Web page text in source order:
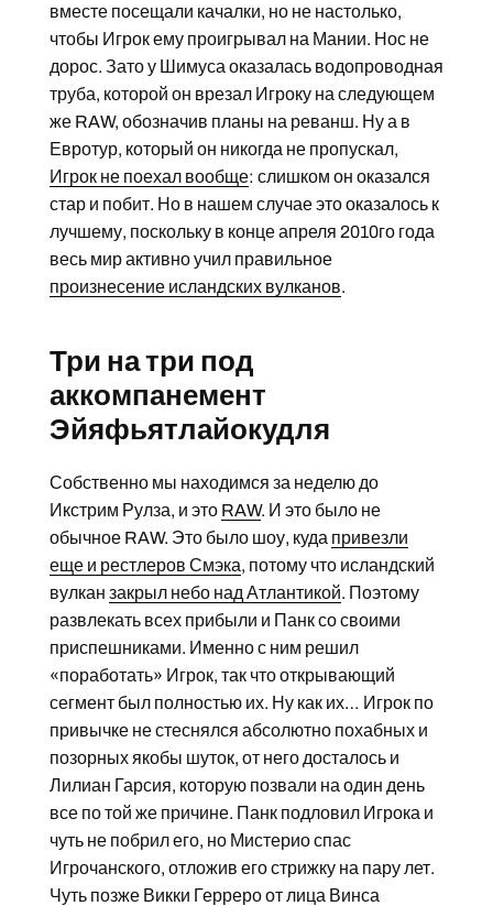
вместе посещали качалки, но не настолько,
чтобы Игрок ему проигрывал на Мании. Нос не
дорос. Зато у Шимуса оказалась водопроводная
труба, которой он врезал Игроку на следующем
же RAW, обозначив планы на реванш. Ну а в
Евротур, который он никогда не пропускал,
Игрок не поехал вообще: слишком он оказался
стар и побит. Но в нашем случае это оказалось к
лучшему, поскольку в конце апреля 2010го года
весь мир активно учил правильное
произнесение исландских вулканов.
Три на три под
аккомпанемент
Эйяфьятлайокудля
Собственно мы находимся за неделю до
Икстрим Рулза, и это RAW. И это было не
обычное RAW. Это было шоу, куда привезли
еще и рестлеров Смэка, потому что исландский
вулкан закрыл небо над Атлантикой. Поэтому
развлекать всех прибыли и Панк со своими
приспешниками. Именно с ним решил
«поработать» Игрок, так что открывающий
сегмент был полностью их. Ну как их… Игрок по
привычке не стеснялся абсолютно похабных и
позорных якобы шуток, от него досталось и
Лилиан Гарсия, которую позвали на один день
все по той же причине. Панк подловил Игрока и
чуть не побрил его, но Мистерио спас
Игрочанского, отложив его стрижку на пару лет.
Чуть позже Викки Герреро от лица Винса